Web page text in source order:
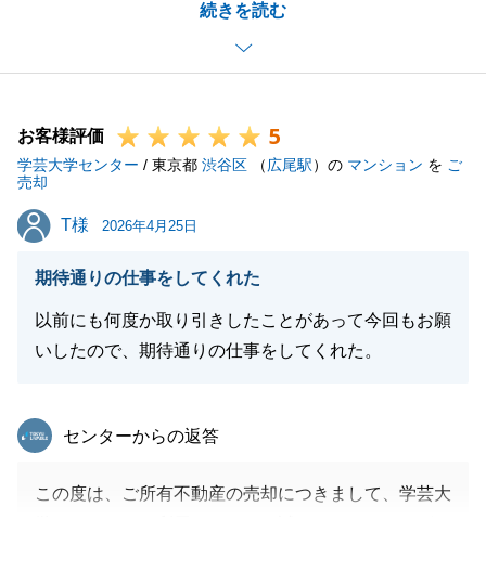
続きを読む
不動産のことでお困り事がございましたら、まずは相
談だけでも問題ございませんので、お気軽にご連絡下
お客様評価 5
学芸大学センター / 東京都 渋谷区 （広尾駅）の マンション を ご
売却
T様
T様 2026年4月25日
期待通りの仕事をしてくれた
以前にも何度か取り引きしたことがあって今回もお願
いしたので、期待通りの仕事をしてくれた。
東急リバブル
センターからの返答
この度は、ご所有不動産の売却につきまして、学芸大